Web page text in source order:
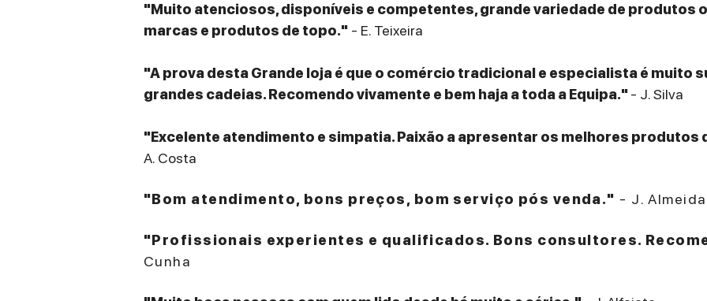
"Muito atenciosos, disponíveis e competentes, grande variedade de produtos
marcas e produtos de topo." - E. Teixeira
"A prova desta Grande loja é que o comércio tradicional e especialista é muito
grandes cadeias. Recomendo vivamente e bem haja a toda a Equipa."- J. Silva
"Excelente atendimento e simpatia. Paixão a apresentar os melhores produtos
A. Costa
"Bom atendimento, bons preços, bom serviço pós venda." - J. Almeida
"Profissionais experientes e qualificados. Bons consultores.
Cunha